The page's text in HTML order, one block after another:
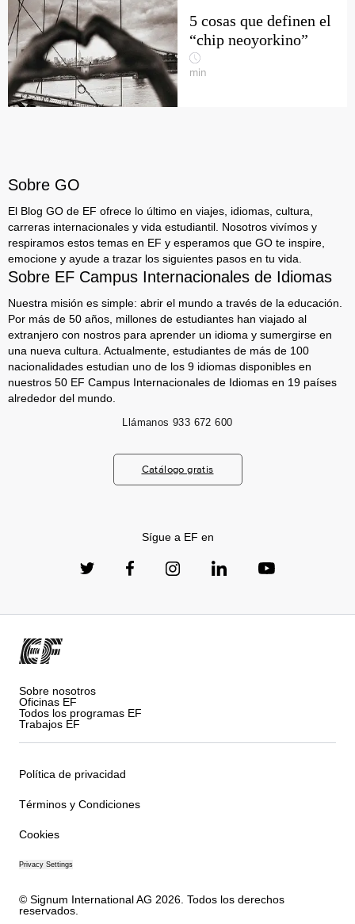
5 cosas que definen el
“chip neoyorkino”
min
Sobre GO
El Blog GO de EF ofrece lo último en viajes, idiomas, cultura,
carreras internacionales y vida estudiantil. Nosotros vivímos y
respiramos estos temas en EF y esperamos que GO te inspire,
emocione y ayude a trazar los siguientes pasos en tu vida.
Sobre EF Campus Internacionales de Idiomas
Nuestra misión es simple: abrir el mundo a través de la educación.
Por más de 50 años, millones de estudiantes han viajado al
extranjero con nostros para aprender un idioma y sumergirse en
una nueva cultura. Actualmente, estudiantes de más de 100
nacionalidades estudian uno de los 9 idiomas disponibles en
nuestros 50 EF Campus Internacionales de Idiomas en 19 países
alrededor del mundo.
Llámanos 933 672 600
Catálogo gratis
Sígue a EF en
Sobre nosotros
Oficinas EF
Todos los programas EF
Trabajos EF
Política de privacidad
Términos y Condiciones
Cookies
Privacy Settings
© Signum International AG 2026. Todos los derechos
reservados.